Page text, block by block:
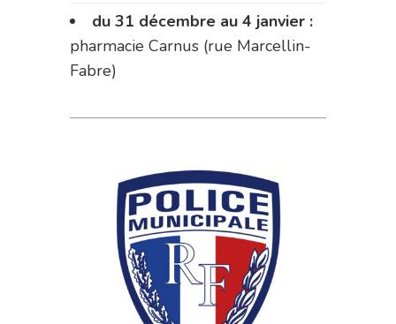
du 31 décembre au 4 janvier :
pharmacie Carnus (rue Marcellin-
Fabre)